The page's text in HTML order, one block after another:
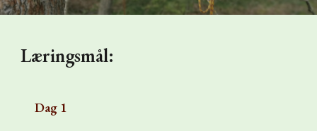
Læringsmål:
Dag 1